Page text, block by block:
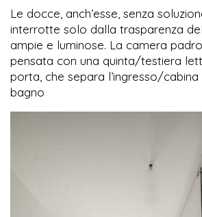
Le docce, anch’esse, senza
interrotte solo dalla trasparenza
ampie e luminose. La camera
pensata con una quinta/testiera
porta, che separa l’ingresso/
bagno